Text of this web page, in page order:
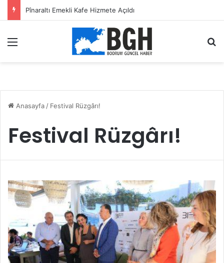
Pînaraltı Emekli Kafe Hizmete Açıldı
Anasayfa / Festival Rüzgârı!
Festival Rüzgârı!